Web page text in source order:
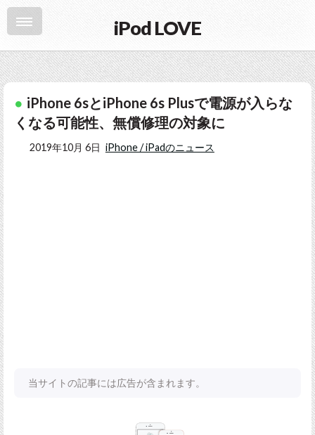
iPod LOVE
iPhone 6sとiPhone 6s Plusで電源が入らな
くなる可能性、無償修理の対象に
2019年10月 6日 iPhone / iPadのニュース
当サイトの記事には広告が含まれます。